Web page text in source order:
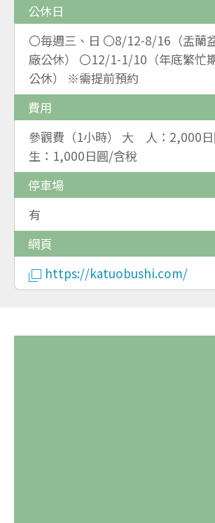
公休日
〇毎週三、日 〇8/12-8/16（盂蘭
廠公休） 〇12/1-1/10（年底繁忙
公休） ※需提前預約
費用
參觀費（1小時） 大 人：2,000
生：1,000日圓/含稅
停車場
有
網頁
https://katuobushi.com/